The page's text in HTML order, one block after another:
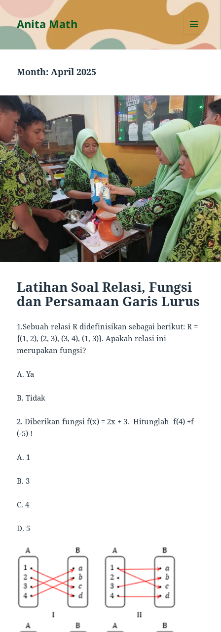
Anita Math
MENU
AND
Month:April 2025
Latihan Soal Relasi, Fungsi
dan Persamaan Garis Lurus
1.Sebuah relasi R didefinisikan sebagai berikut: R =
{(1, 2), (2, 3), (3, 4), (1, 3)}. Apakah relasi ini
merupakan fungsi?
A. Ya
B. Tidak
2. Diberikan fungsi f(x) = 2x + 3. Hitunglah f(4) +f
(-5) !
A. 1
B. 3
C. 4
D. 5